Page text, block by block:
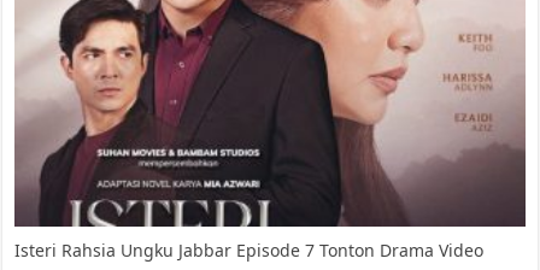
Isteri Rahsia Ungku Jabbar Episode 7 Tonton Drama Video